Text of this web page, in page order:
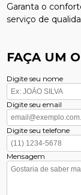
Garanta o
serviço de
FAÇA UM
Digite seu nome
Digite seu email
Digite seu telefone
Mensagem